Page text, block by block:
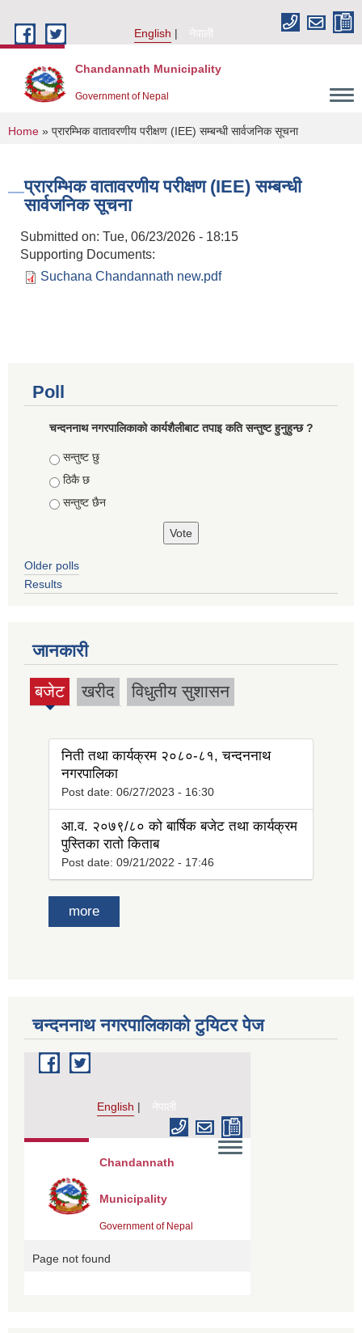
English
नेपाली
Chandannath Municipality
Government of Nepal
You are here
Home » प्रारम्भिक वातावरणीय परीक्षण (IEE) सम्बन्धी सार्वजनिक सूचना
प्रारम्भिक वातावरणीय परीक्षण (IEE) सम्बन्धी
सार्वजनिक सूचना
Submitted on: Tue, 06/23/2026 - 18:15
Supporting Documents:
Suchana Chandannath new.pdf
Poll
चन्दननाथ नगरपालिकाको कार्यशैलीबाट तपाइ कति सन्तुष्ट हुनुहुन्छ ?
Choices
सन्तुष्ट छु
ठिकै छ
सन्तुष्ट छैन
Older polls
Results
जानकारी
बजेट
(active
खरीद विधुतीय सुशासन
निती तथा कार्यक्रम २०८०-८१, चन्दननाथ
नगरपालिका
Post date: 06/27/2023 - 16:30
आ.व. २०७९/८० को बार्षिक बजेट तथा कार्यक्रम
पुस्तिका रातो किताब
Post date: 09/21/2022 - 17:46
more
चन्दननाथ नगरपालिकाको टुयिटर पेज